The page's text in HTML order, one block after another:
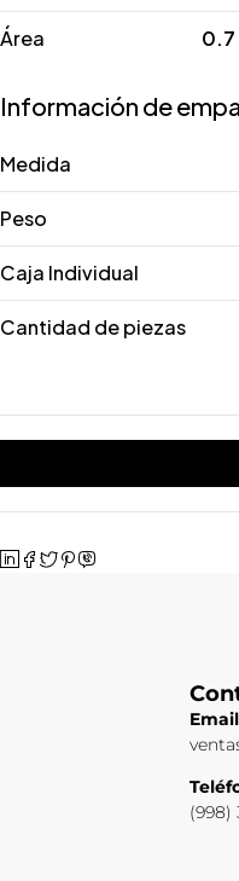
Área 0.7
Información de
Medida
Peso
Caja Individual
Cantidad de piezas
Email
(998)